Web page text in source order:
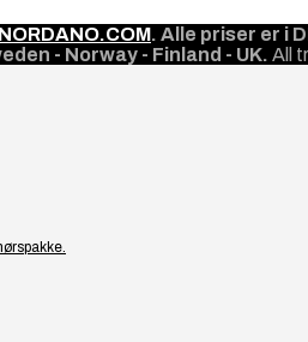
NORDANO.COM. Alle priser er i
- Norway - Finland - UK. All